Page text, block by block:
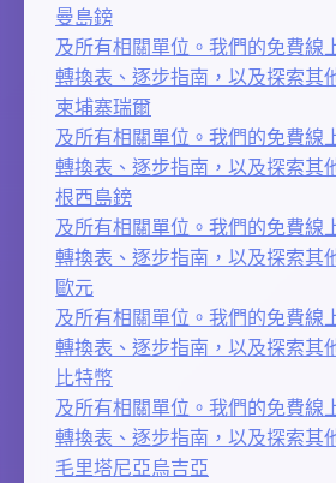
曼島鎊
及所有相關單位。我們的免費線
轉換表、逐步指南，以及探索其
柬埔寨瑞爾
及所有相關單位。我們的免費線
轉換表、逐步指南，以及探索其
根西島鎊
及所有相關單位。我們的免費線
轉換表、逐步指南，以及探索其
歐元
及所有相關單位。我們的免費線
轉換表、逐步指南，以及探索其
比特幣
及所有相關單位。我們的免費線
轉換表、逐步指南，以及探索其
毛里塔尼亞烏吉亞